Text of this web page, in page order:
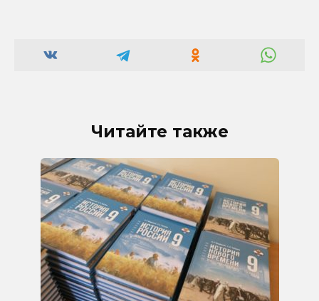
Читайте также